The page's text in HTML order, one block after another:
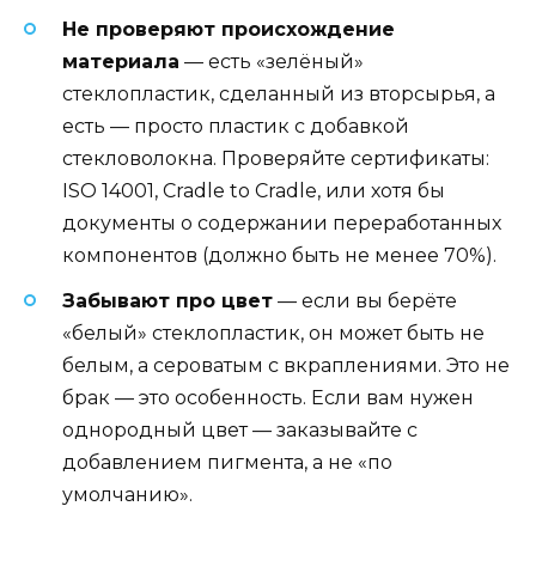
Не проверяют происхождение
материала — есть «зелёный»
стеклопластик, сделанный из вторсырья, а
есть — просто пластик с добавкой
стекловолокна. Проверяйте сертификаты:
ISO 14001, Cradle to Cradle, или хотя бы
документы о содержании переработанных
компонентов (должно быть не менее 70%).
Забывают про цвет — если вы берёте
«белый» стеклопластик, он может быть не
белым, а сероватым с вкраплениями. Это не
брак — это особенность. Если вам нужен
однородный цвет — заказывайте с
добавлением пигмента, а не «по
умолчанию».